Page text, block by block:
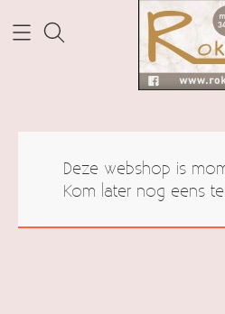
Webshop
Deze webshop is
Kom later nog eens